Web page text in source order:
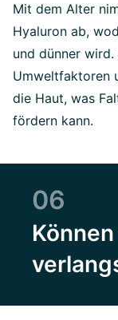
Mit dem Alter
Hyaluron ab,
und dünner
Umweltfaktoren
die Haut, was
fördern kann.
06